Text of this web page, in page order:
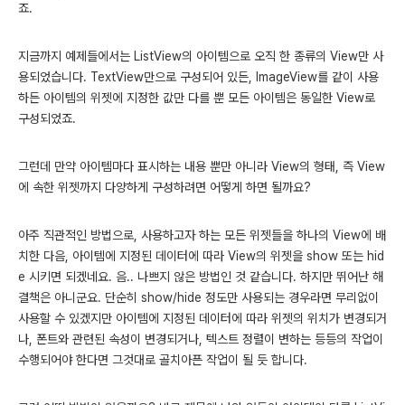
죠.
지금까지 예제들에서는 ListView의 아이템으로 오직 한 종류의 View만 사
용되었습니다. TextView만으로 구성되어 있든, ImageView를 같이 사용
하든 아이템의 위젯에 지정한 값만 다를 뿐 모든 아이템은 동일한 View로
구성되었죠.
그런데 만약 아이템마다 표시하는 내용 뿐만 아니라 View의 형태, 즉 View
에 속한 위젯까지 다양하게 구성하려면 어떻게 하면 될까요?
아주 직관적인 방법으로, 사용하고자 하는 모든 위젯들을 하나의 View에 배
치한 다음, 아이템에 지정된 데이터에 따라 View의 위젯을 show 또는 hid
e 시키면 되겠네요. 음.. 나쁘지 않은 방법인 것 같습니다. 하지만 뛰어난 해
결책은 아니군요. 단순히 show/hide 정도만 사용되는 경우라면 무리없이
사용할 수 있겠지만 아이템에 지정된 데이터에 따라 위젯의 위치가 변경되거
나, 폰트와 관련된 속성이 변경되거나, 텍스트 정렬이 변하는 등등의 작업이
수행되어야 한다면 그것대로 골치아픈 작업이 될 듯 합니다.